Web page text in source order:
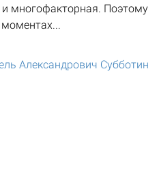
многофакторная. Поэтому
Александрович Субботин